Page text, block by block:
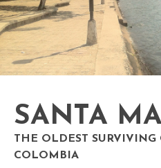
SANTA
THE OLDEST
COLOMBIA